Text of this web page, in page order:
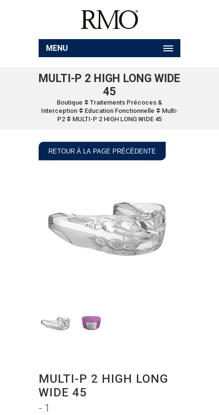
MENU
MULTI-P 2 HIGH LONG WIDE
45
Boutique
Traitements Précoces &
Interception
Education Fonctionnelle
Multi-
P2
MULTI-P 2 HIGH LONG WIDE 45
RETOUR À LA PAGE PRÉCÉDENTE
MULTI-P 2 HIGH LONG
WIDE 45
- 1